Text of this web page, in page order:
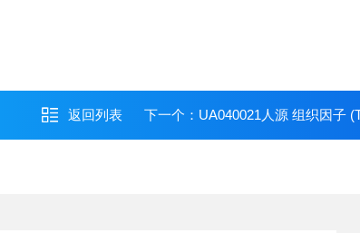
返回列表 下一个： UA040021人源 组织因子